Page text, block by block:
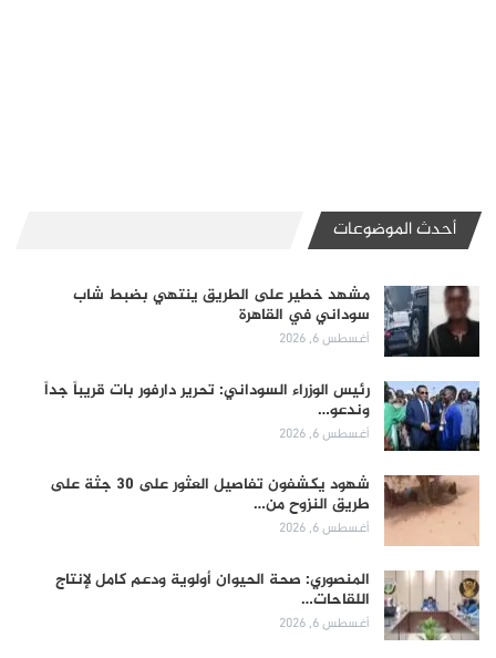
أحدث الموضوعات
مشهد خطير على الطريق ينتهي بضبط شاب
سوداني في القاهرة
أغسطس 6, 2026
رئيس الوزراء السوداني: تحرير دارفور بات قريباً جداً
وندعو…
أغسطس 6, 2026
شهود يكشفون تفاصيل العثور على 30 جثة على
طريق النزوح من…
أغسطس 6, 2026
المنصوري: صحة الحيوان أولوية ودعم كامل لإنتاج
اللقاحات…
أغسطس 6, 2026